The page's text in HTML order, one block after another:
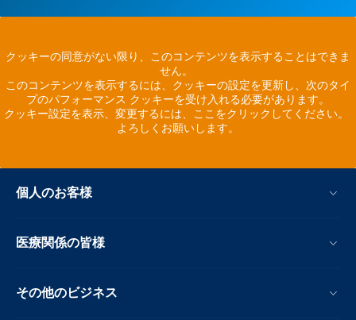
クッキーの同意がない限り、このコンテンツを表示することはできま
せん。
このコンテンツを表示するには、クッキーの設定を更新し、次のタイ
プのパフォーマンス クッキーを受け入れる必要があります。
クッキー設定を表示、変更するには、ここをクリックしてください。
よろしくお願いします。
個人のお客様
医療関係の皆様
その他のビジネス